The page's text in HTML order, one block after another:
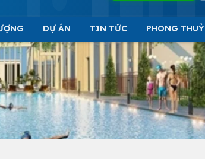
DỰ ÁN TIN TỨC PHONG THUỶ